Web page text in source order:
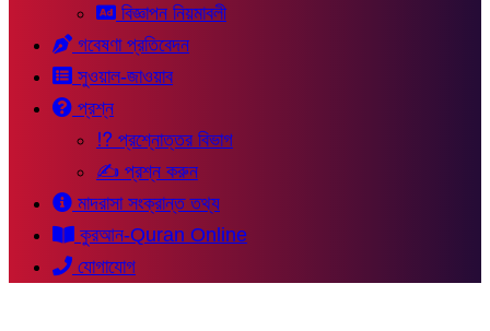
বিজ্ঞাপন নিয়মাবলী
গবেষণা প্রতিবেদন
সুওয়াল-জাওয়াব
প্রশ্ন
⁉ প্রশ্নোত্তর বিভাগ
✍ প্রশ্ন করুন
মাদরাসা সংক্রান্ত তথ্য
কুরআন-Quran Online
যোগাযোগ